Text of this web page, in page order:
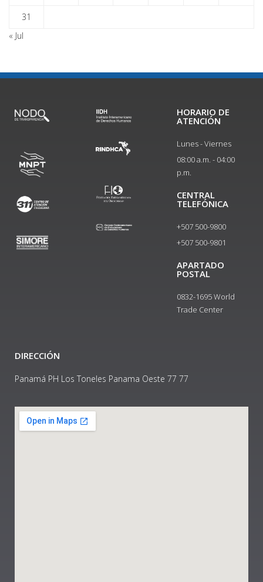
31
« Jul
HORARIO DE
ATENCIÓN
Lunes - Viernes
08:00 a.m. - 04:00
p.m.
CENTRAL
TELEFÓNICA
+507 500-9800
+507 500-9801​
APARTADO
POSTAL
0832-1695 World
Trade Center
DIRECCIÓN
Panamá PH Los Toneles Panama Oeste 77 77